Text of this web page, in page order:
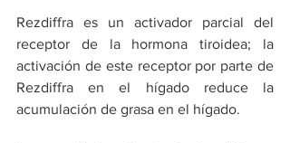
Rezdiffra es un activador parcial del
receptor de la hormona tiroidea; la
activación de este receptor por parte de
Rezdiffra en el hígado reduce la
acumulación de grasa en el hígado.